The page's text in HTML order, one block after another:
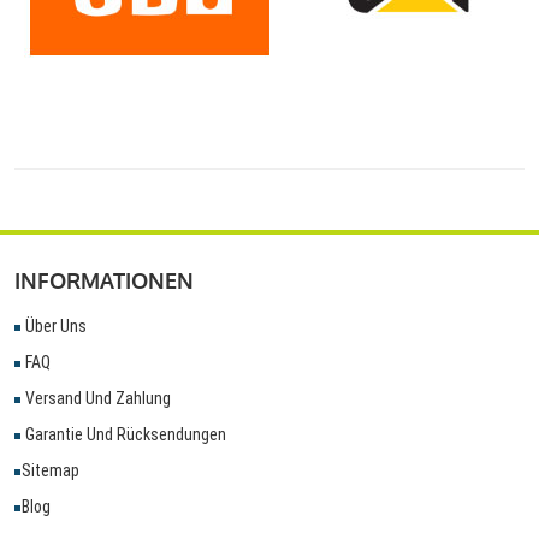
INFORMATIONEN
Über Uns
FAQ
Versand Und Zahlung
Garantie Und Rücksendungen
Sitemap
Blog